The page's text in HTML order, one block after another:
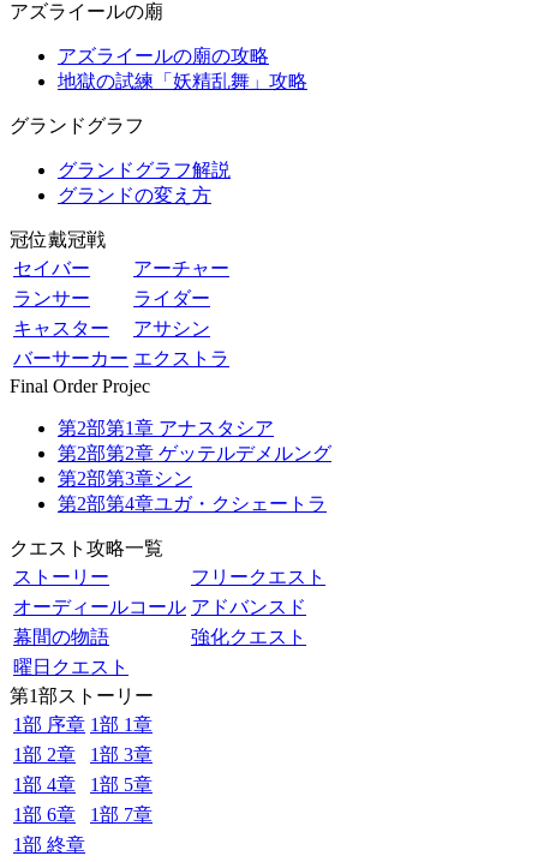
アズライールの廟
アズライールの廟の攻略
地獄の試練「妖精乱舞」攻略
グランドグラフ
グランドグラフ解説
グランドの変え方
冠位戴冠戦
セイバー
アーチャー
ランサー
ライダー
キャスター
アサシン
バーサーカー エクストラ
Final Order Projec
第2部第1章 アナスタシア
第2部第2章 ゲッテルデメルング
第2部第3章シン
第2部第4章ユガ・クシェートラ
クエスト攻略一覧
ストーリー
フリークエスト
オーディールコール アドバンスド
幕間の物語
強化クエスト
曜日クエスト
第1部ストーリー
1部 序章 1部 1章
1部 2章
1部 3章
1部 4章
1部 5章
1部 6章
1部 7章
1部 終章